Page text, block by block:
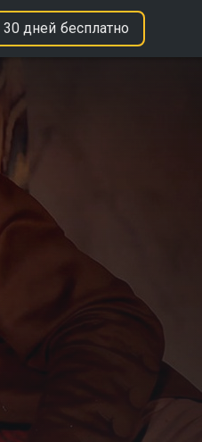
30 дней бесплатно